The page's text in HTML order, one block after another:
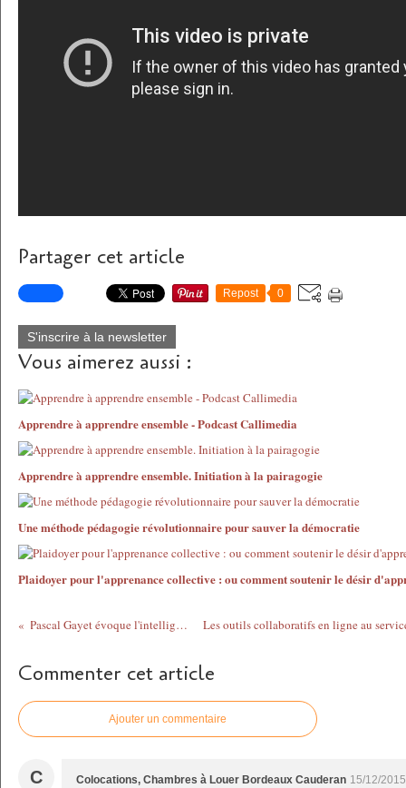
Partager cet article
Repost 0
S'inscrire à la newsletter
Vous aimerez aussi :
Apprendre à apprendre ensemble - Podcast Callimedia
Apprendre à apprendre ensemble. Initiation à la pairagogie
Une méthode pédagogie révolutionnaire pour sauver la démocratie
Plaidoyer pour l'apprenance collective : ou comment soutenir le désir
Pascal Gayet évoque l'intelligence collective
Commenter cet article
Ajouter un commentaire
C Colocations, Chambres à Louer Bordeaux Cauderan 15/12/